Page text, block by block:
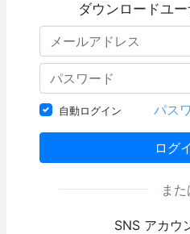
ダウンロードユ
自動ログイン パス
ログ
また
SNS アカウ